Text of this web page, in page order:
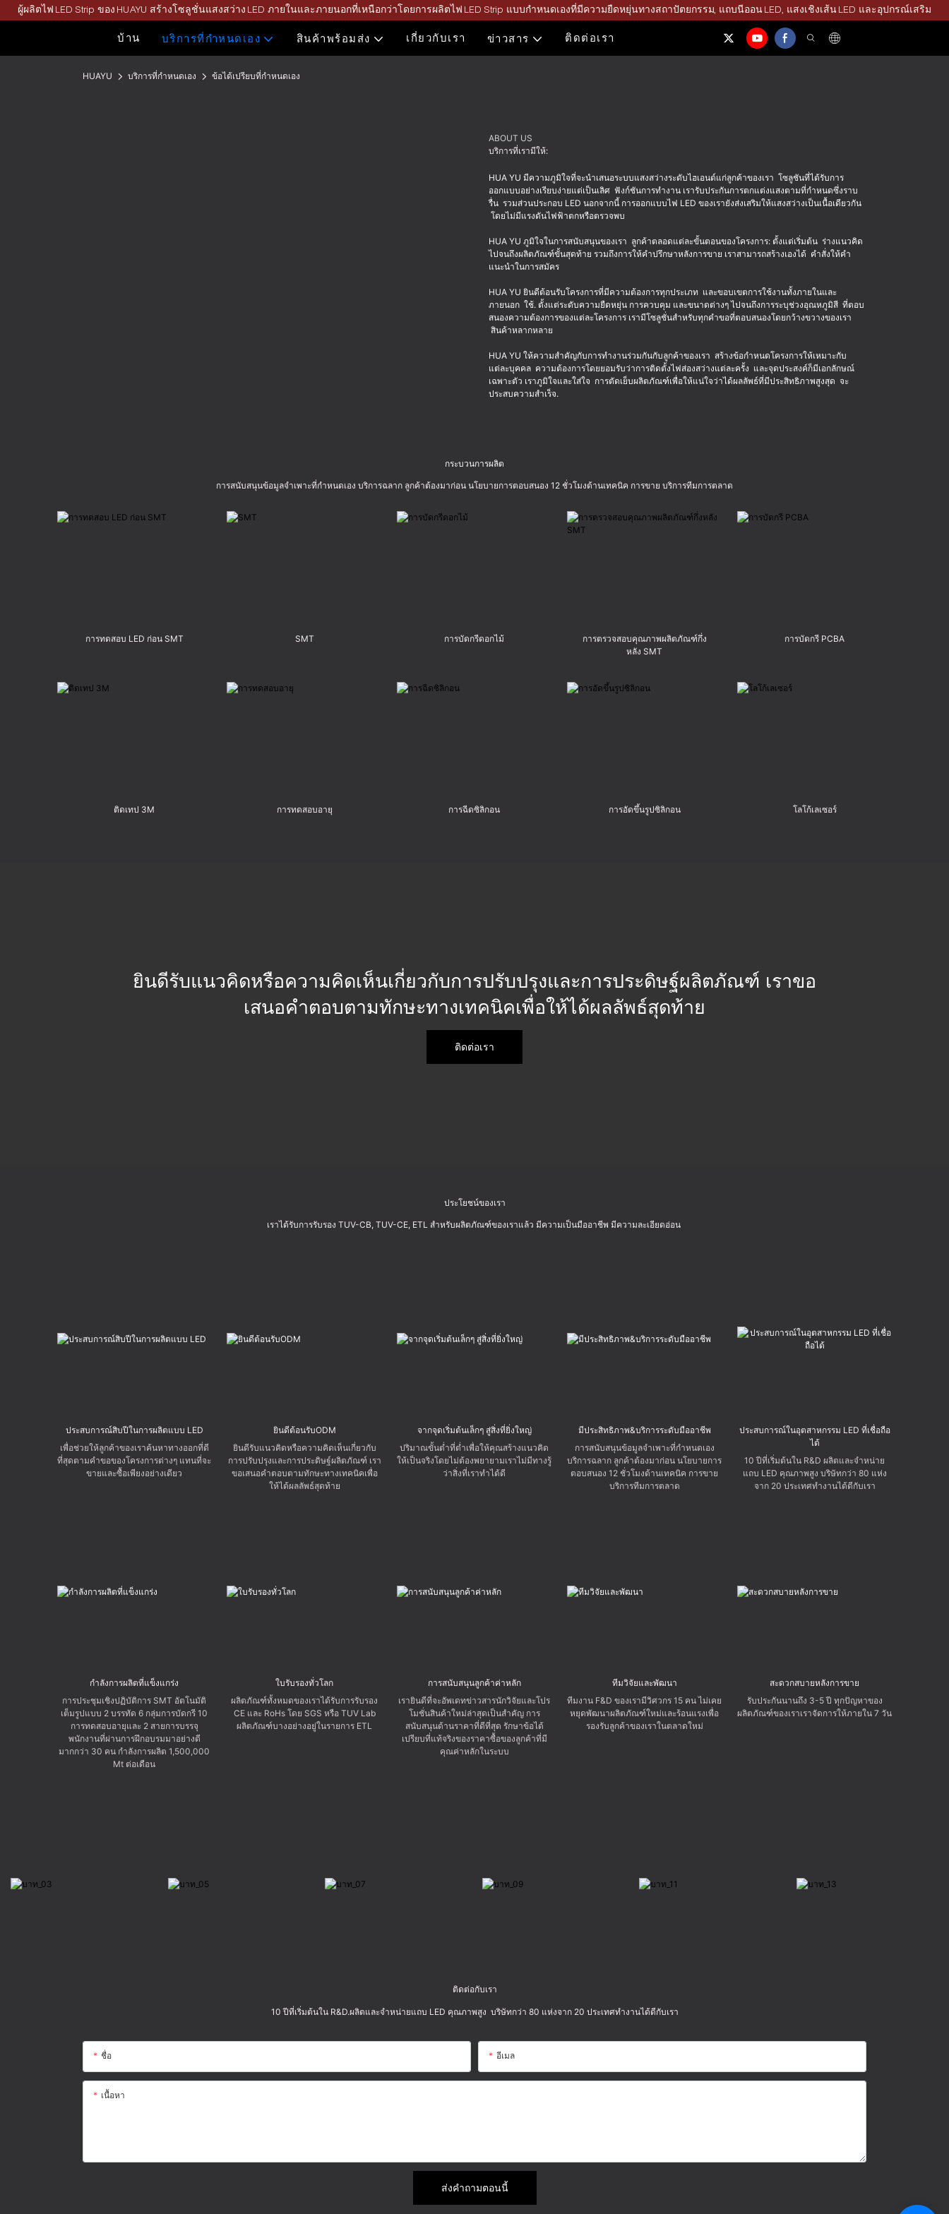
ผู้ผลิตไฟ LED Strip ของ HUAYU สร้างโซลูชั่นแสงสว่าง LED ภายในและภายนอกที่เหนือกว่าโดยการผลิตไฟ LED Strip แบบกำหนดเองที่มีความยืดหยุ่นทางสถาปัตยกรรม, แถบนีออน LED, แสงเชิงเส้น LED และอุปกรณ์เสริม
บ้าน บริการที่กำหนดเอง สินค้าพร้อมส่ง เกี่ยวกับเรา ข่าวสาร ติดต่อเรา
HUAYU บริการที่กำหนดเอง ข้อได้เปรียบที่กำหนดเอง
ABOUT US
บริการที่เรามีให้:
HUA YU มีความภูมิใจที่จะนำเสนอระบบแสงสว่างระดับไฮเอนด์แก่ลูกค้าของเรา โซลูชันที่ได้รับการ
ออกแบบอย่างเรียบง่ายแต่เป็นเลิศ ฟังก์ชันการทำงาน เรารับประกันการตกแต่งแสงตามที่กำหนดซึ่งราบ
รื่น รวมส่วนประกอบ LED นอกจากนี้ การออกแบบไฟ LED ของเรายังส่งเสริมให้แสงสว่างเป็นเนื้อเดียวกัน
โดยไม่มีแรงดันไฟฟ้าตกหรือตรวจพบ
HUA YU ภูมิใจในการสนับสนุนของเรา ลูกค้าตลอดแต่ละขั้นตอนของโครงการ: ตั้งแต่เริ่มต้น ร่างแนวคิด
ไปจนถึงผลิตภัณฑ์ขั้นสุดท้าย รวมถึงการให้คำปรึกษาหลังการขาย เราสามารถสร้างเองได้ คำสั่งให้คำ
แนะนำในการสมัคร
HUA YU ยินดีต้อนรับโครงการที่มีความต้องการทุกประเภท และขอบเขตการใช้งานทั้งภายในและ
ภายนอก ใช้. ตั้งแต่ระดับความยืดหยุ่น การควบคุม และขนาดต่างๆ ไปจนถึงการระบุช่วงอุณหภูมิสี ที่ตอบ
สนองความต้องการของแต่ละโครงการ เรามีโซลูชั่นสำหรับทุกคำขอที่ตอบสนองโดยกว้างขวางของเรา
สินค้าหลากหลาย
HUA YU ให้ความสำคัญกับการทำงานร่วมกันกับลูกค้าของเรา สร้างข้อกำหนดโครงการให้เหมาะกับ
แต่ละบุคคล ความต้องการโดยยอมรับว่าการติดตั้งไฟส่องสว่างแต่ละครั้ง และจุดประสงค์ก็มีเอกลักษณ์
เฉพาะตัว เราภูมิใจและใส่ใจ การตัดเย็บผลิตภัณฑ์เพื่อให้แน่ใจว่าได้ผลลัพธ์ที่มีประสิทธิภาพสูงสุด จะ
ประสบความสำเร็จ.
กระบวนการผลิต
การสนับสนุนข้อมูลจำเพาะที่กำหนดเอง บริการฉลาก ลูกค้าต้องมาก่อน นโยบายการตอบสนอง 12 ชั่วโมงด้านเทคนิค การขาย บริการทีมการตลาด
การทดสอบ LED ก่อน SMT SMT การบัดกรีดอกไม้
การตรวจสอบคุณภาพผลิตภัณฑ์กึ่ง
หลัง SMT
การบัดกรี PCBA
ติดเทป 3M การทดสอบอายุ การฉีดซิลิกอน การอัดขึ้นรูปซิลิกอน โลโก้เลเซอร์
ยินดีรับแนวคิดหรือความคิดเห็นเกี่ยวกับการปรับปรุงและการประดิษฐ์ผลิตภัณฑ์ เราขอ
เสนอคำตอบตามทักษะทางเทคนิคเพื่อให้ได้ผลลัพธ์สุดท้าย
ติดต่อเรา
ประโยชน์ของเรา
เราได้รับการรับรอง TUV-CB, TUV-CE, ETL สำหรับผลิตภัณฑ์ของเราแล้ว มีความเป็นมืออาชีพ มีความละเอียดอ่อน
ประสบการณ์สิบปีในการผลิตแบบ LED
เพื่อช่วยให้ลูกค้าของเราค้นหาทางออกที่ดี
ที่สุดตามคำขอของโครงการต่างๆ แทนที่จะ
ขายและซื้อเพียงอย่างเดียว
ยินดีต้อนรับODM
ยินดีรับแนวคิดหรือความคิดเห็นเกี่ยวกับ
การปรับปรุงและการประดิษฐ์ผลิตภัณฑ์ เรา
ขอเสนอคำตอบตามทักษะทางเทคนิคเพื่อ
ให้ได้ผลลัพธ์สุดท้าย
จากจุดเริ่มต้นเล็กๆ สู่สิ่งที่ยิ่งใหญ่
ปริมาณขั้นต่ำที่ต่ำเพื่อให้คุณสร้างแนวคิด
ให้เป็นจริงโดยไม่ต้องพยายามเราไม่มีทางรู้
ว่าสิ่งที่เราทำได้ดี
มีประสิทธิภาพ&บริการระดับมืออาชีพ
การสนับสนุนข้อมูลจำเพาะที่กำหนดเอง
บริการฉลาก ลูกค้าต้องมาก่อน นโยบายการ
ตอบสนอง 12 ชั่วโมงด้านเทคนิค การขาย
บริการทีมการตลาด
ประสบการณ์ในอุตสาหกรรม LED ที่เชื่อถือ
ได้
10 ปีที่เริ่มต้นใน R&D ผลิตและจำหน่าย
แถบ LED คุณภาพสูง บริษัทกว่า 80 แห่ง
จาก 20 ประเทศทำงานได้ดีกับเรา
กำลังการผลิตที่แข็งแกร่ง
การประชุมเชิงปฏิบัติการ SMT อัตโนมัติ
เต็มรูปแบบ 2 บรรทัด 6 กลุ่มการบัดกรี 10
การทดสอบอายุและ 2 สายการบรรจุ
พนักงานที่ผ่านการฝึกอบรมมาอย่างดี
มากกว่า 30 คน กำลังการผลิต 1,500,000
Mt ต่อเดือน
ใบรับรองทั่วโลก
ผลิตภัณฑ์ทั้งหมดของเราได้รับการรับรอง
CE และ RoHs โดย SGS หรือ TUV Lab
ผลิตภัณฑ์บางอย่างอยู่ในรายการ ETL
การสนับสนุนลูกค้าค่าหลัก
เรายินดีที่จะอัพเดทข่าวสารนักวิจัยและโปร
โมชั่นสินค้าใหม่ล่าสุดเป็นสำคัญ การ
สนับสนุนด้านราคาที่ดีที่สุด รักษาข้อได้
เปรียบที่แท้จริงของราคาซื้อของลูกค้าที่มี
คุณค่าหลักในระบบ
ทีมวิจัยและพัฒนา
ทีมงาน F&D ของเรามีวิศวกร 15 คน ไม่เคย
หยุดพัฒนาผลิตภัณฑ์ใหม่และร้อนแรงเพื่อ
รองรับลูกค้าของเราในตลาดใหม่
สะดวกสบายหลังการขาย
รับประกันนานถึง 3-5 ปี ทุกปัญหาของ
ผลิตภัณฑ์ของเราเราจัดการให้ภายใน 7 วัน
ติดต่อกับเรา
10 ปีที่เริ่มต้นใน R&D.ผลิตและจำหน่ายแถบ LED คุณภาพสูง บริษัทกว่า 80 แห่งจาก 20 ประเทศทำงานได้ดีกับเรา
ชื่อ อีเมล
เนื้อหา
ส่งคำถามตอนนี้